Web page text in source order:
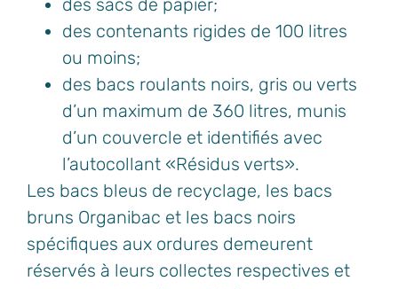
des contenants rigides de 100 litres
ou moins;
des bacs roulants noirs, gris ou verts
d’un maximum de 360 litres, munis
d’un couvercle et identifiés avec
l’autocollant «Résidus verts».
Les bacs bleus de recyclage, les bacs
bruns Organibac et les bacs noirs
spécifiques aux ordures demeurent
réservés à leurs collectes respectives et